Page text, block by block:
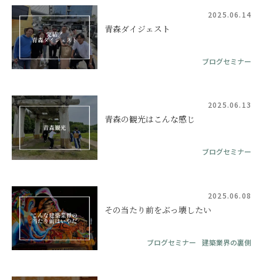
2025.06.14
青森ダイジェスト
ブログセミナー
2025.06.13
青森の観光はこんな感じ
ブログセミナー
2025.06.08
その当たり前をぶっ壊したい
ブログセミナー 建築業界の裏側